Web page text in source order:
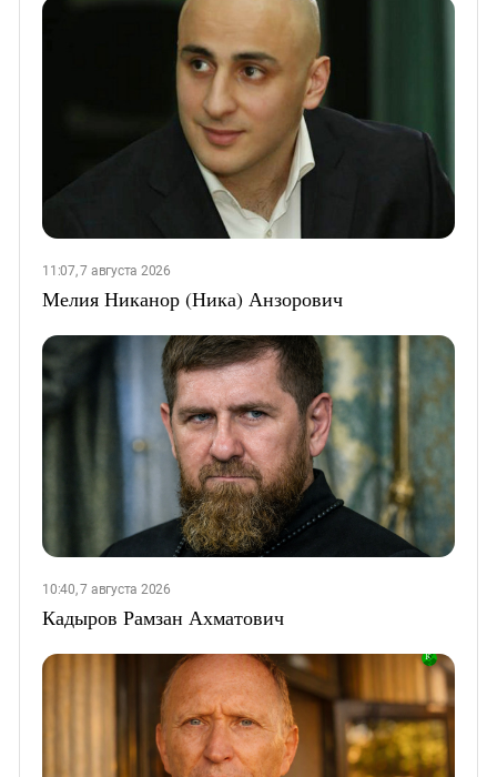
11:07, 7 августа 2026
Мелия Никанор (Ника) Анзорович
10:40, 7 августа 2026
Кадыров Рамзан Ахматович